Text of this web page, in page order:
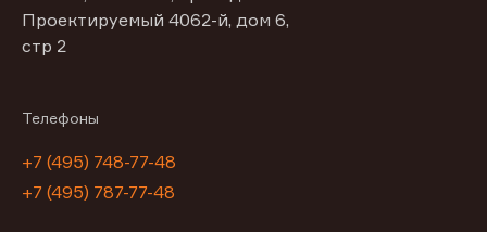
Проектируемый 4062-й, дом 6,
стр 2
Телефоны
+7 (495) 748-77-48
+7 (495) 787-77-48